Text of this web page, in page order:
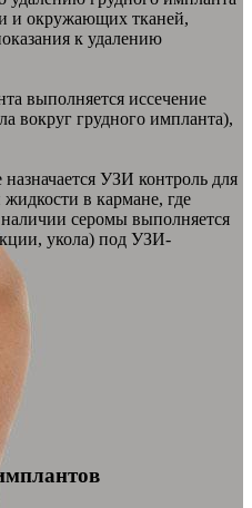
и окружающих тканей,
к удалению
выполняется иссечение
вокруг грудного импланта),
УЗИ контроль для
в кармане, где
серомы выполняется
укола) под УЗИ-